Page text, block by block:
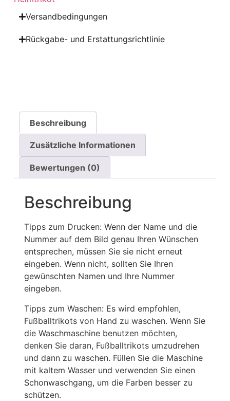
Versandbedingungen
Rückgabe- und Erstattungsrichtlinie
Beschreibung
Zusätzliche Informationen
Bewertungen (0)
Beschreibung
Tipps zum Drucken: Wenn der Name und die
Nummer auf dem Bild genau Ihren Wünschen
entsprechen, müssen Sie sie nicht erneut
eingeben. Wenn nicht, sollten Sie Ihren
gewünschten Namen und Ihre Nummer
eingeben.
Tipps zum Waschen: Es wird empfohlen,
Fußballtrikots von Hand zu waschen. Wenn Sie
die Waschmaschine benutzen möchten,
denken Sie daran, Fußballtrikots umzudrehen
und dann zu waschen. Füllen Sie die Maschine
mit kaltem Wasser und verwenden Sie einen
Schonwaschgang, um die Farben besser zu
schützen.